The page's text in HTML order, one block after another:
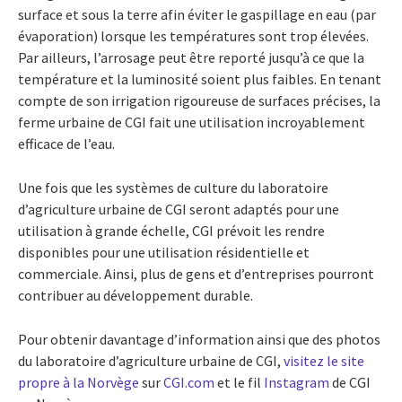
surface et sous la terre afin éviter le gaspillage en eau (par
évaporation) lorsque les températures sont trop élevées.
Par ailleurs, l’arrosage peut être reporté jusqu’à ce que la
température et la luminosité soient plus faibles. En tenant
compte de son irrigation rigoureuse de surfaces précises, la
ferme urbaine de CGI fait une utilisation incroyablement
efficace de l’eau.
Une fois que les systèmes de culture du laboratoire
d’agriculture urbaine de CGI seront adaptés pour une
utilisation à grande échelle, CGI prévoit les rendre
disponibles pour une utilisation résidentielle et
commerciale. Ainsi, plus de gens et d’entreprises pourront
contribuer au développement durable.
Pour obtenir davantage d’information ainsi que des photos
du laboratoire d’agriculture urbaine de CGI, visitez le site
propre à la Norvège surCGI.com et le fil Instagram de CGI